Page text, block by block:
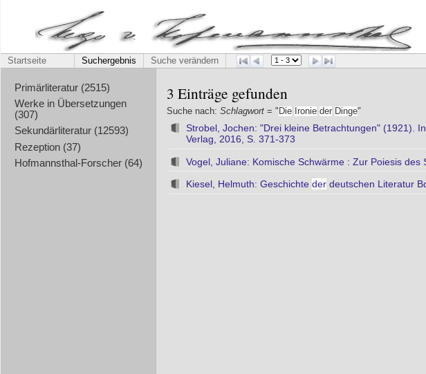
Startseite Suchergebnis Suche verändern
Primärliteratur (2515)
Werke in Übersetzungen
(307)
Sekundärliteratur (12593)
Rezeption (37)
Hofmannsthal-Forscher (64)
3 Einträge gefunden
Suche nach: Schlagwort = " Die Ironie der Dinge"
Strobel, Jochen: "Drei kleine Betrachtungen" (1921).
Verlag, 2016, S. 371-373
Vogel, Juliane: Komische Schwärme : Zur Poiesis
Kiesel, Helmuth: Geschichte der deutschen Literatur